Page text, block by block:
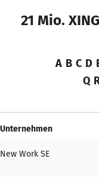
21 Mio.
A B C D
Q
Unternehmen
New Work SE